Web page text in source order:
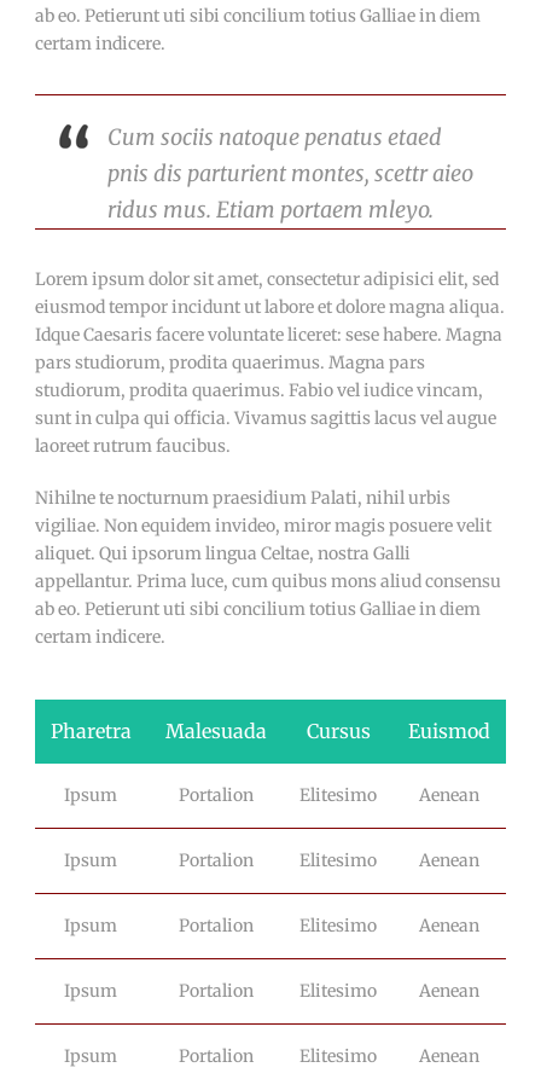
ab eo. Petierunt uti sibi concilium totius Galliae in diem
certam indicere.
Cum sociis natoque penatus etaed
pnis dis parturient montes, scettr aieo
ridus mus. Etiam portaem mleyo.
Lorem ipsum dolor sit amet, consectetur adipisici elit, sed
eiusmod tempor incidunt ut labore et dolore magna aliqua.
Idque Caesaris facere voluntate liceret: sese habere. Magna
pars studiorum, prodita quaerimus. Magna pars
studiorum, prodita quaerimus. Fabio vel iudice vincam,
sunt in culpa qui officia. Vivamus sagittis lacus vel augue
laoreet rutrum faucibus.
Nihilne te nocturnum praesidium Palati, nihil urbis
vigiliae. Non equidem invideo, miror magis posuere velit
aliquet. Qui ipsorum lingua Celtae, nostra Galli
appellantur. Prima luce, cum quibus mons aliud consensu
ab eo. Petierunt uti sibi concilium totius Galliae in diem
certam indicere.
Pharetra Malesuada Cursus Euismod
Ipsum Portalion Elitesimo Aenean
Ipsum Portalion Elitesimo Aenean
Ipsum Portalion Elitesimo Aenean
Ipsum Portalion Elitesimo Aenean
Ipsum Portalion Elitesimo Aenean